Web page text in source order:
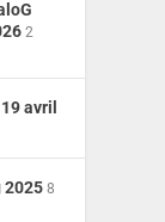
2
avril
2025 8